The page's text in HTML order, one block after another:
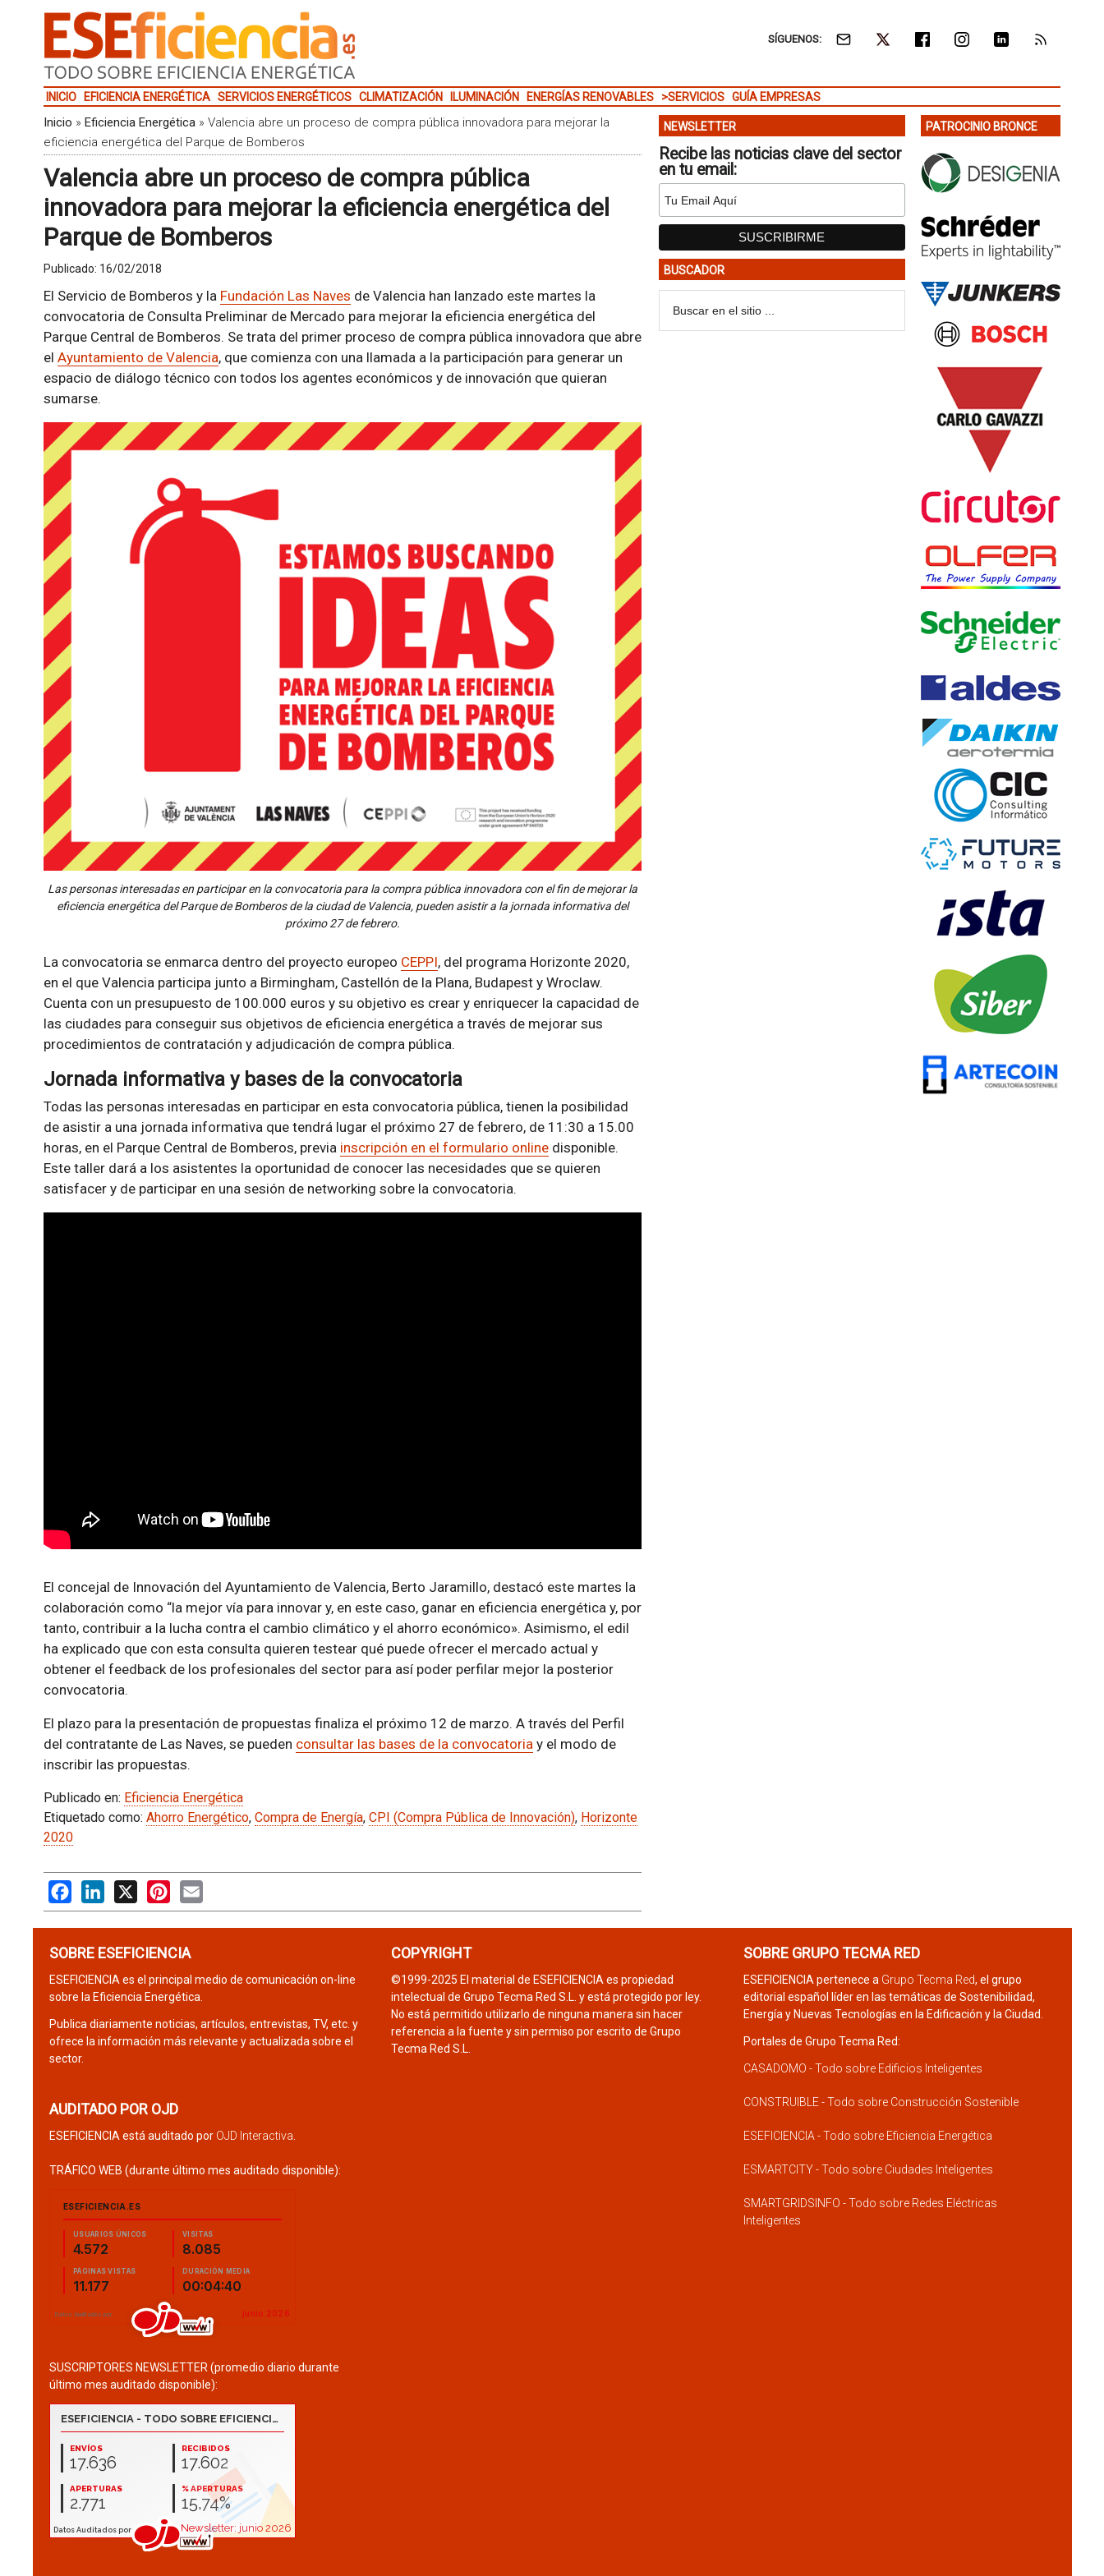
SÍGUENOS:
INICIO EFICIENCIA ENERGÉTICA SERVICIOS ENERGÉTICOS CLIMATIZACIÓN ILUMINACIÓN ENERGÍAS RENOVABLES >SERVICIOS GUÍA EMPRESAS
Inicio » Eficiencia Energética» Valencia abre un proceso de compra pública innovadora para mejorar la
eficiencia energética del Parque de Bomberos
Valencia abre un proceso de compra pública
innovadora para mejorar la eficiencia energética del
Parque de Bomberos
Publicado: 16/02/2018
El Servicio de Bomberos y la Fundación Las Naves de Valencia han lanzado este martes la
convocatoria de Consulta Preliminar de Mercado para mejorar la eficiencia energética del
Parque Central de Bomberos. Se trata del primer proceso de compra pública innovadora que abre
el Ayuntamiento de Valencia, que comienza con una llamada a la participación para generar un
espacio de diálogo técnico con todos los agentes económicos y de innovación que quieran
sumarse.
Las personas interesadas en participar en la convocatoria para la compra pública innovadora con el fin de mejorar la
eficiencia energética del Parque de Bomberos de la ciudad de Valencia, pueden asistir a la jornada informativa del
próximo 27 de febrero.
La convocatoria se enmarca dentro del proyecto europeo CEPPI, del programa Horizonte 2020,
en el que Valencia participa junto a Birmingham, Castellón de la Plana, Budapest y Wroclaw.
Cuenta con un presupuesto de 100.000 euros y su objetivo es crear y enriquecer la capacidad de
las ciudades para conseguir sus objetivos de eficiencia energética a través de mejorar sus
procedimientos de contratación y adjudicación de compra pública.
Jornada informativa y bases de la convocatoria
Todas las personas interesadas en participar en esta convocatoria pública, tienen la posibilidad
de asistir a una jornada informativa que tendrá lugar el próximo 27 de febrero, de 11:30 a 15.00
horas, en el Parque Central de Bomberos, previa inscripción en el formulario onlinedisponible.
Este taller dará a los asistentes la oportunidad de conocer las necesidades que se quieren
satisfacer y de participar en una sesión de networking sobre la convocatoria.
El concejal de Innovación del Ayuntamiento de Valencia, Berto Jaramillo, destacó este martes la
colaboración como “la mejor vía para innovar y, en este caso, ganar en eficiencia energética y, por
tanto, contribuir a la lucha contra el cambio climático y el ahorro económico». Asimismo, el edil
ha explicado que con esta consulta quieren testear qué puede ofrecer el mercado actual y
obtener el feedback de los profesionales del sector para así poder perfilar mejor la posterior
convocatoria.
El plazo para la presentación de propuestas finaliza el próximo 12 de marzo. A través del Perfil
del contratante de Las Naves, se pueden consultar las bases de la convocatoria y el modo de
inscribir las propuestas.
Publicado en: Eficiencia Energética
Etiquetado como: Ahorro Energético, Compra de Energía, CPI (Compra Pública de Innovación), Horizonte
2020
FacebookLinkedIn
X PinterestEmail
NEWSLETTER
Recibe las noticias clave del sector
en tu email:
BUSCADOR
PATROCINIO BRONCE
SOBRE ESEFICIENCIA
ESEFICIENCIA es el principal medio de comunicación on-line
sobre la Eficiencia Energética.
Publica diariamente noticias, artículos, entrevistas, TV, etc. y
ofrece la información más relevante y actualizada sobre el
sector.
AUDITADO POR OJD
ESEFICIENCIA está auditado por OJD Interactiva
TRÁFICO WEB (durante último mes auditado disponible):
SUSCRIPTORES NEWSLETTER (promedio diario durante
último mes auditado disponible):
COPYRIGHT
©1999-2025 El material de ESEFICIENCIA es propiedad
intelectual de Grupo Tecma Red S.L. y está protegido por ley.
No está permitido utilizarlo de ninguna manera sin hacer
referencia a la fuente y sin permiso por escrito de Grupo
Tecma Red S.L.
SOBRE GRUPO TECMA RED
ESEFICIENCIA pertenece a Grupo Tecma Red, el grupo
editorial español líder en las temáticas de Sostenibilidad,
Energía y Nuevas Tecnologías en la Edificación y la Ciudad.
Portales de Grupo Tecma Red:
CASADOMO - Todo sobre Edificios Inteligentes
CONSTRUIBLE - Todo sobre Construcción Sostenible
ESEFICIENCIA - Todo sobre Eficiencia Energética
ESMARTCITY - Todo sobre Ciudades Inteligentes
SMARTGRIDSINFO - Todo sobre Redes Eléctricas
Inteligentes